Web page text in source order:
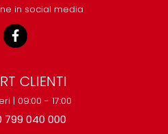
in social media
CLIENTI
| 09:00 - 17:00
799 040 000